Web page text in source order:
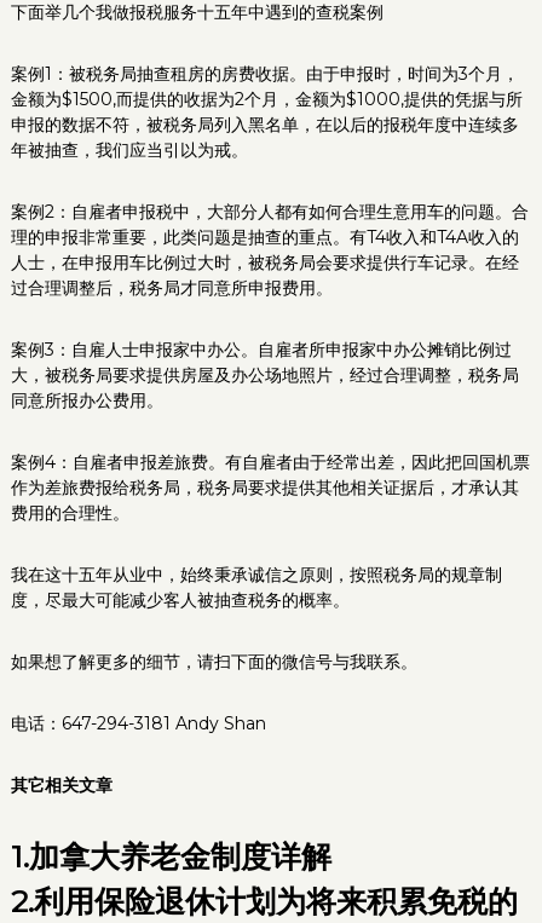
下面举几个我做报税服务十五年中遇到的查税案例
案例1：被税务局抽查租房的房费收据。由于申报时，时间为3个月，
金额为$1500,而提供的收据为2个月，金额为$1000,提供的凭据与所
申报的数据不符，被税务局列入黑名单，在以后的报税年度中连续多
年被抽查，我们应当引以为戒。
案例2：自雇者申报税中，大部分人都有如何合理生意用车的问题。合
理的申报非常重要，此类问题是抽查的重点。有T4收入和T4A收入的
人士，在申报用车比例过大时，被税务局会要求提供行车记录。在经
过合理调整后，税务局才同意所申报费用。
案例3：自雇人士申报家中办公。自雇者所申报家中办公摊销比例过
大，被税务局要求提供房屋及办公场地照片，经过合理调整，税务局
同意所报办公费用。
案例4：自雇者申报差旅费。有自雇者由于经常出差，因此把回国机票
作为差旅费报给税务局，税务局要求提供其他相关证据后，才承认其
费用的合理性。
我在这十五年从业中，始终秉承诚信之原则，按照税务局的规章制
度，尽最大可能减少客人被抽查税务的概率。
如果想了解更多的细节，请扫下面的微信号与我联系。
电话：647-294-3181 Andy Shan
其它相关文章
1.加拿大养老金制度详解
2.利用保险退休计划为将来积累免税的